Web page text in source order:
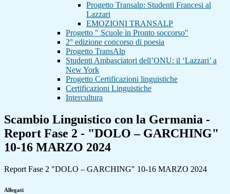
Progetto Transalp: Studenti Francesi al
Lazzari
EMOZIONI TRANSALP
Progetto " Scuole in Pronto soccorso"
2° edizione concorso di poesia
Progetto TransAlp
Studenti Ambasciatori dell’ONU: il ‘Lazzari’ a
New York
Progetto Certificazioni linguistiche
Certificazioni Linguistiche
Intercultura
Scambio Linguistico con la Germania -
Report Fase 2 - "DOLO – GARCHING"
10-16 MARZO 2024
Report Fase 2 "DOLO – GARCHING" 10-16 MARZO 2024
Allegati